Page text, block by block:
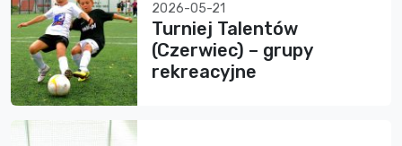
2026-05-21
Turniej Talentów
(Czerwiec) – grupy
rekreacyjne